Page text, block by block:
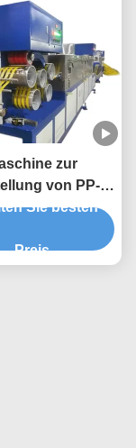
zur
von PP-
Sie besten
Preis